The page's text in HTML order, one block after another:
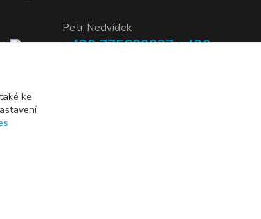
Petr Nedvídek
+420 775688827 +420
info@elogos.cz
ke